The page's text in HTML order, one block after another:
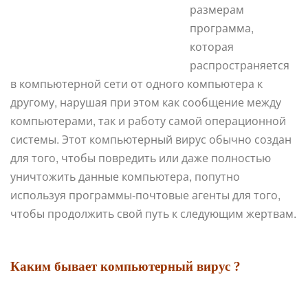
размерам
программа,
которая
распространяется
в компьютерной сети от одного компьютера к
другому, нарушая при этом как сообщение между
компьютерами, так и работу самой операционной
системы. Этот компьютерный вирус обычно создан
для того, чтобы повредить или даже полностью
уничтожить данные компьютера, попутно
используя программы-почтовые агенты для того,
чтобы продолжить свой путь к следующим жертвам.
Каким бывает компьютерный вирус ?